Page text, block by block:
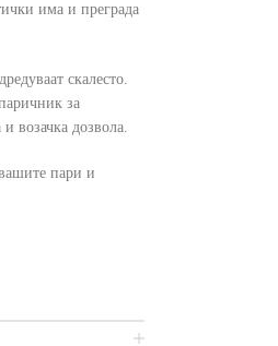
има и преграда
скалесто.
за
возачка дозвола.
пари и